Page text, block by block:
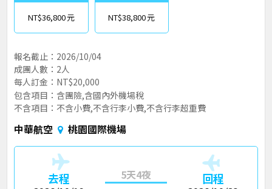
NT$36,800 NT$38,800
報名截止：2026/10/04
成團人數：2人
每人訂金：NT$20,000
包含項目：含團險,含國內外機場稅
不含項目：不含小費,不含行李小費,不含行李超重費
中華航空 桃園國際機場
去程 5天4夜 回程